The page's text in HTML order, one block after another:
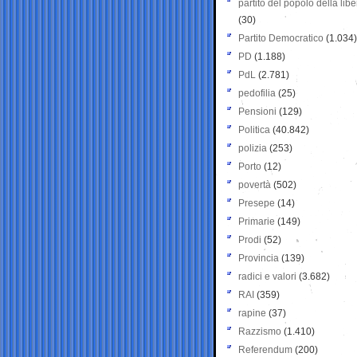
partito del popolo della
(30)
Partito Democratico (1.034)
PD (1.188)
PdL (2.781)
pedofilia (25)
Pensioni (129)
Politica (40.842)
polizia (253)
Porto (12)
povertà (502)
Presepe (14)
Primarie (149)
Prodi (52)
Provincia (139)
radici e valori (3.682)
RAI (359)
rapine (37)
Razzismo (1.410)
Referendum (200)